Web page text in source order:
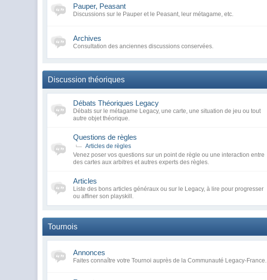
Pauper, Peasant
Discussions sur le Pauper et le Peasant, leur métagame, etc.
Archives
Consultation des anciennes discussions conservées.
Discussion théoriques
Débats Théoriques Legacy
Débats sur le métagame Legacy, une carte, une situation de jeu ou tout
autre objet théorique.
Questions de règles
Articles de règles
Venez poser vos questions sur un point de règle ou une interaction entre
des cartes aux arbitres et autres experts des règles.
Articles
Liste des bons articles généraux ou sur le Legacy, à lire pour progresser
ou affiner son playskill.
Tournois
Annonces
Faites connaître votre Tournoi auprès de la Communauté Legacy-France.